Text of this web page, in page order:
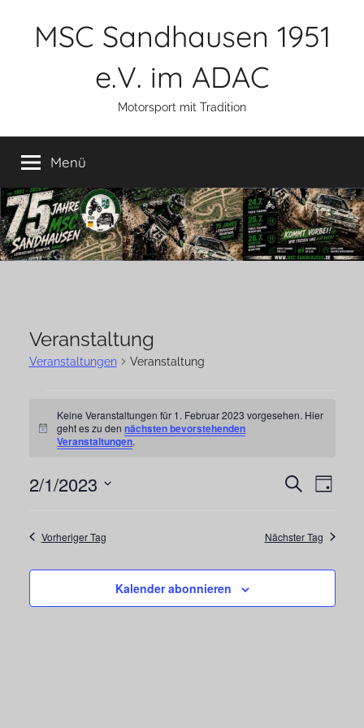
MSC Sandhausen 1951
e.V. im ADAC
Motorsport mit Tradition
Menü
Veranstaltung
Veranstaltungen Veranstaltung
für
Februar
Hinweis
Keine Veranstaltungen für 1. Februar 2023 vorgesehen. Hier
geht es zu dennächsten bevorstehenden
Veranstaltungen.
und
Suche
Tag
2/1/2023
wählen.
Vorheriger Tag Nächster Tag
Kalender abonnieren